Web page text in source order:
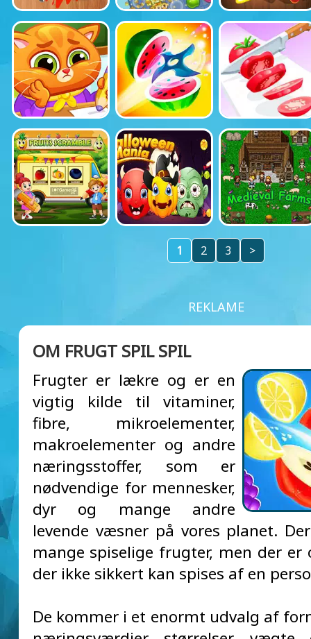
1 2 3 >
REKLAME
OM FRUGT SPIL SPIL
Frugter er lækre og er en
vigtig kilde til vitaminer,
fibre, mikroelementer,
makroelementer og andre
næringsstoffer, som er
nødvendige for mennesker,
dyr og mange andre
levende væsner på vores planet.
mange spiselige frugter, men der er
der ikke sikkert kan spises af en
De kommer i et enormt udvalg af